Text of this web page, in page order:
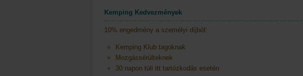
Kemping Kedvezmények
10% engedmény a személyi díjból:
Kemping Klub tagoknak
Mozgássérülteknek
30 napon túli itt tartózkodás esetén